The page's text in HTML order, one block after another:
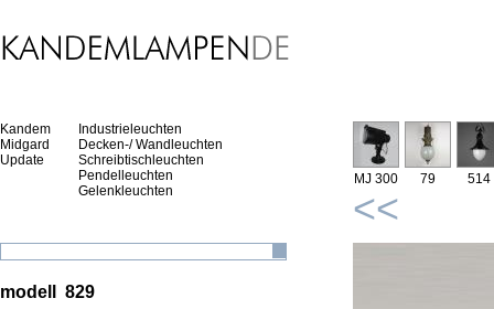
Kandem
Midgard
Update
Industrieleuchten
Decken-/ Wandleuchten
Schreibtischleuchten
Pendelleuchten
Gelenkleuchten
modell 829
MJ 300 79 514
<<